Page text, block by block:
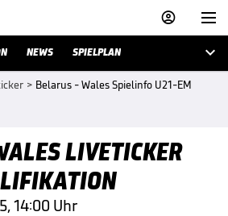


NEWS SPIELPLAN 
> Belarus - Wales Spielinfo U21-EM
LIVETICKER
14:00 Uhr